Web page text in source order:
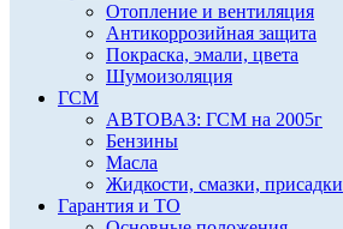
Отопление и вентиляция
Антикоррозийная защита
Покраска, эмали, цвета
Шумоизоляция
ГСМ
АВТОВАЗ: ГСМ на 2005г
Бензины
Масла
Жидкости, смазки, присадки
Гарантия и ТО